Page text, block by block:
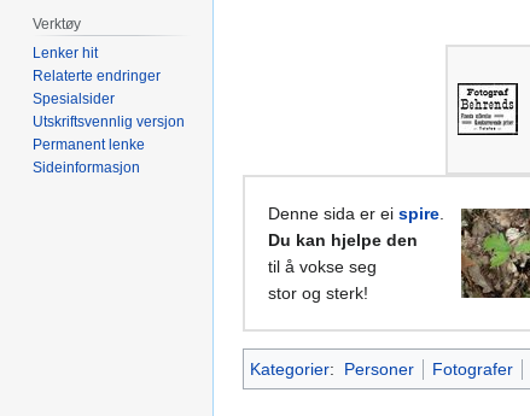
Denne sida er ei spire
Du kan hjelpe den
til å vokse seg
stor og sterk!
Kategorier: Personer Fotografer
Verktøy
Lenker hit
Relaterte endringer
Spesialsider
Utskriftsvennlig versjon
Permanent lenke
Sideinformasjon